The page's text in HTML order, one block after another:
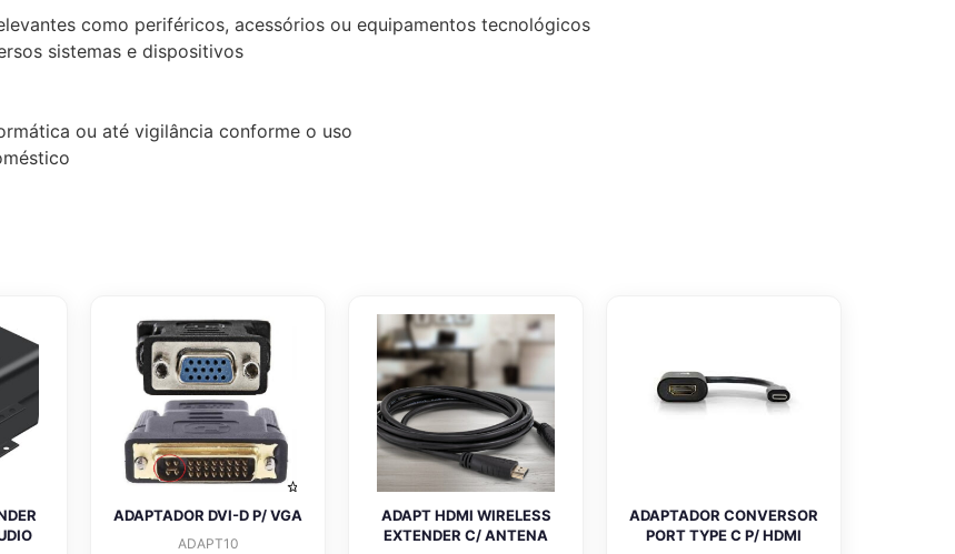
como periféricos, acessórios ou equipamentos tecnológicos
sistemas e dispositivos
ou até vigilância conforme o uso
ADAPTADOR DVI-D P/ VGA
ADAPT10
ADAPT HDMI WIRELESS
EXTENDER C/ ANTENA
ADAPTADOR CONVERSOR
PORT TYPE C P/ HDMI